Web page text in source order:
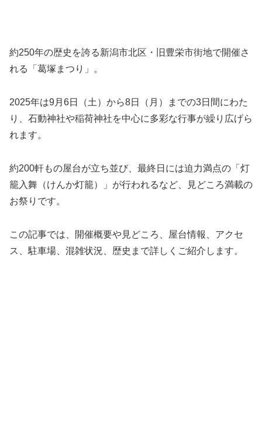
約250年の歴史を誇る新潟市北区・旧豊栄市街地で開催さ
れる「葛塚まつり」。
2025年は9月6日（土）から8日（月）までの3日間にわた
り、石動神社や稲荷神社を中心に多彩な行事が繰り広げら
れます。
約200軒もの屋台が立ち並び、最終日には迫力満点の「灯
籠入舞（けんか灯籠）」が行われるなど、見どころ満載の
お祭りです。
この記事では、開催概要や見どころ、屋台情報、アクセ
ス、駐車場、混雑状況、歴史まで詳しくご紹介します。